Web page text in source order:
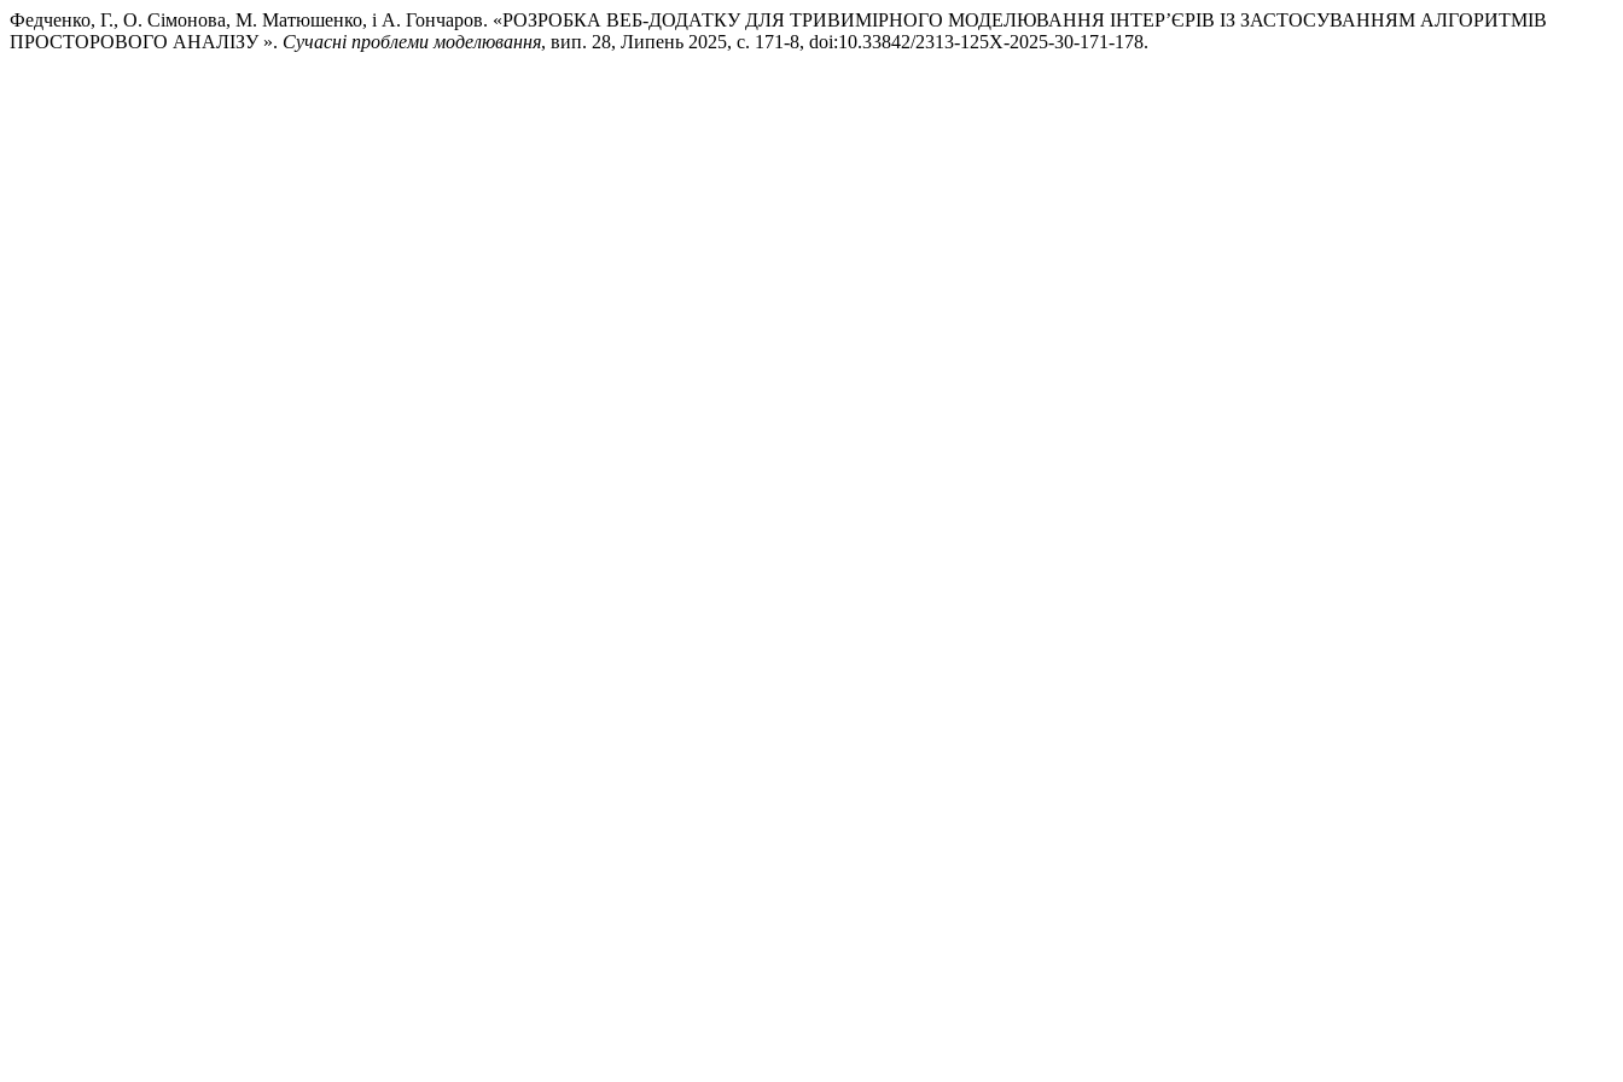
Федченко, Г., О. Сімонова, М. Матюшенко, і А. Гончаров. «РОЗРОБКА ВЕБ-ДОДАТКУ ДЛЯ ТРИВИМІРНОГО МОДЕЛЮВАННЯ ІНТЕР’ЄРІВ ІЗ ЗАСТОСУВАННЯМ АЛГОРИТМІВ
ПРОСТОРОВОГО АНАЛІЗУ ». Сучасні проблеми моделювання, вип. 28, Липень 2025, с. 171-8, doi:10.33842/2313-125X-2025-30-171-178.